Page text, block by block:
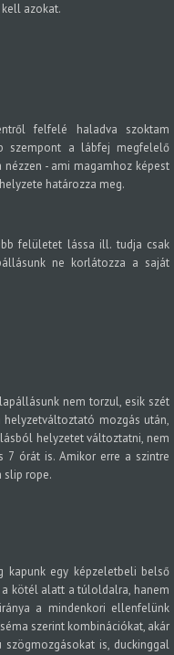
azokat.
felfelé haladva szoktam
szempont a lábfej megfelelő
- ami magamhoz képest
határozza meg.
felületet lássa ill. tudja csak
ne korlátozza a saját
nem torzul, esik szét
helyzetváltoztató mozgás után,
helyzetet változtatni, nem
7 órát is. Amikor erre a szintre
slip rope.
egy képzeletbeli belső
kötél alatt a túloldalra, hanem
a mindenkori ellenfelünk
szerint kombinációkat, akár
is, duckinggal